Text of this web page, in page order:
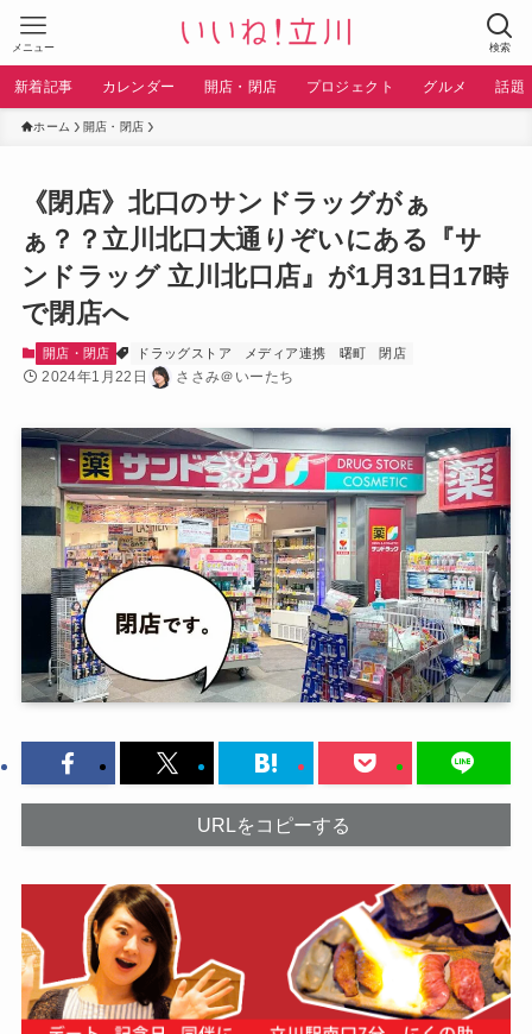
検索
メニュー
新着記事 カレンダー 開店・閉店 プロジェクト グルメ 話題
ホーム 開店・閉店
《閉店》北口のサンドラッグがぁ
ぁ？？立川北口大通りぞいにある『サ
ンドラッグ 立川北口店』が1月31日17時
で閉店へ
開店・閉店 ドラッグストア メディア連携 曙町 閉店
2024年1月22日 ささみ＠いーたち
URLをコピーする